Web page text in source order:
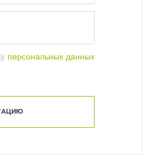
персональных данных